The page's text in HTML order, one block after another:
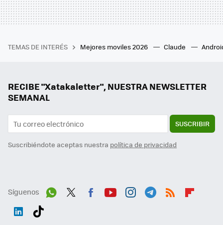
TEMAS DE INTERÉS Mejores moviles 2026 Claude
RECIBE "Xatakaletter", NUESTRA NEWSLETTER
SEMANAL
SUSCRIBIR
Suscribiéndote aceptas nuestra política de privacidad
Síguenos